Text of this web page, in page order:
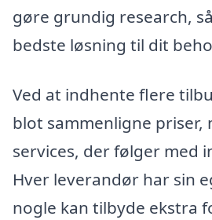
gøre grundig research,
bedste løsning til dit
Ved at indhente flere
blot sammenligne priser,
services, der følger med
Hver leverandør har sin
nogle kan tilbyde ekstra